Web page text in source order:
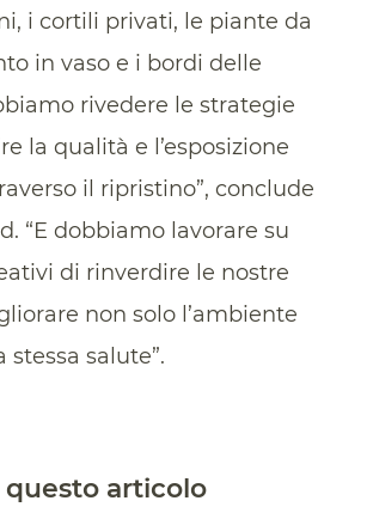
i cortili privati, le piante da
in vaso e i bordi delle
rivedere le strategie
la qualità e l’esposizione
il ripristino”, conclude
“E dobbiamo lavorare su
di rinverdire le nostre
non solo l’ambiente
stessa salute”.
articolo